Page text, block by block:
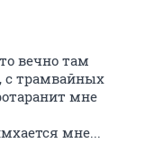
вечно там
с трамвайных
мне
мне...